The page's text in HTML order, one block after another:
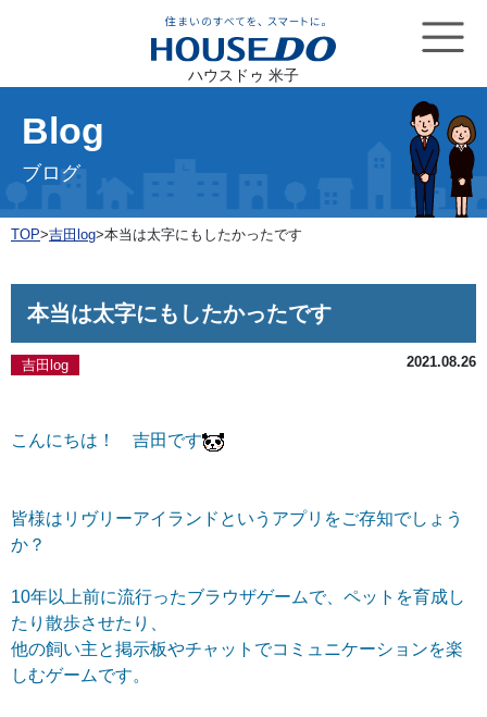
ハウスドゥ 米子
Blog
ブログ
TOP>吉田log>本当は太字にもしたかったです
本当は太字にもしたかったです
吉田log 2021.08.26
こんにちは！ 吉田です
皆様はリヴリーアイランドというアプリをご存知でしょう
か？
10年以上前に流行ったブラウザゲームで、ペットを育成し
たり散歩させたり、
他の飼い主と掲示板やチャットでコミュニケーションを楽
しむゲームです。